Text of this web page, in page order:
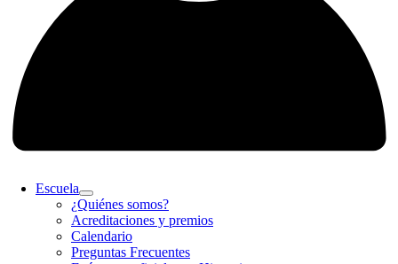
Escuela
¿Quiénes somos?
Acreditaciones y premios
Calendario
Preguntas Frecuentes